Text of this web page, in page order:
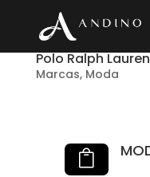
Polo Ralph Lauren
Marcas, Moda
